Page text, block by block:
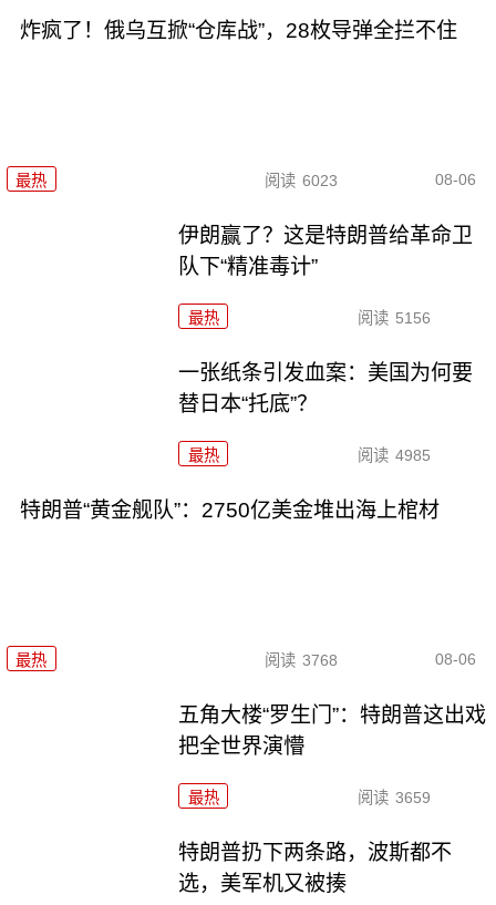
炸疯了！俄乌互掀“仓库战”，28枚导弹全拦不住
最热 阅读 6023 08-06
伊朗赢了？这是特朗普给革命卫
队下“精准毒计”
最热 阅读 5156
一张纸条引发血案：美国为何要
替日本“托底”？
最热 阅读 4985
特朗普“黄金舰队”：2750亿美金堆出海上棺材
最热 阅读 3768 08-06
五角大楼“罗生门”：特朗普这出戏
把全世界演懵
最热 阅读 3659
特朗普扔下两条路，波斯都不
选，美军机又被揍